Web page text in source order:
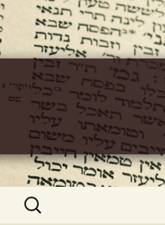
https://
להלכה
חיפוש: